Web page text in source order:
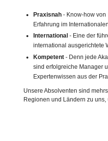
Praxisnah - Know-how von
Erfahrung im
International - Eine der
international ausgerichtete
Kompetent - Denn jede
sind erfolgreiche Manager
Expertenwissen aus der
Unsere Absolventen sind
Regionen und Ländern zu